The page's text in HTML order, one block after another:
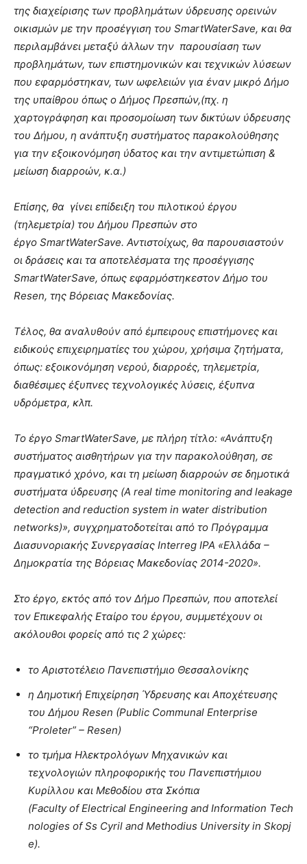
της διαχείρισης των προβλημάτων ύδρευσης ορεινών
οικισμών με την προσέγγιση του SmartWaterSave, και θα
περιλαμβάνει μεταξύ άλλων την παρουσίαση των
προβλημάτων, των επιστημονικών και τεχνικών λύσεων
που εφαρμόστηκαν, των ωφελειών για έναν μικρό Δήμο
της υπαίθρου όπως ο Δήμος Πρεσπών,(πχ. η
χαρτογράφηση και προσομοίωση των δικτύων ύδρευσης
του Δήμου, η ανάπτυξη συστήματος παρακολούθησης
για την εξοικονόμηση ύδατος και την αντιμετώπιση &
μείωση διαρροών, κ.α.)
Επίσης, θα γίνει επίδειξη του πιλοτικού έργου
(τηλεμετρία) του Δήμου Πρεσπών στο
έργο SmartWaterSave. Αντιστοίχως, θα παρουσιαστούν
οι δράσεις και τα αποτελέσματα της προσέγγισης
SmartWaterSave, όπως εφαρμόστηκεστον Δήμο του
Resen, της Βόρειας Μακεδονίας.
Τέλος, θα αναλυθούν από έμπειρους επιστήμονες και
ειδικούς επιχειρηματίες του χώρου, χρήσιμα ζητήματα,
όπως: εξοικονόμηση νερού, διαρροές, τηλεμετρία,
διαθέσιμες έξυπνες τεχνολογικές λύσεις, έξυπνα
υδρόμετρα, κλπ.
Το έργο SmartWaterSave, με πλήρη τίτλο: «Ανάπτυξη
συστήματος αισθητήρων για την παρακολούθηση, σε
πραγματικό χρόνο, και τη μείωση διαρροών σε δημοτικά
συστήματα ύδρευσης (A real time monitoring and leakage
detection and reduction system in water distribution
networks)», συγχρηματοδοτείται από το Πρόγραμμα
Διασυνοριακής Συνεργασίας Interreg IPA «Ελλάδα –
Δημοκρατία της Βόρειας Μακεδονίας 2014-2020».
Στο έργο, εκτός από τον Δήμο Πρεσπών, που αποτελεί
τον Επικεφαλής Εταίρο του έργου, συμμετέχουν οι
ακόλουθοι φορείς από τις 2 χώρες:
το Αριστοτέλειο Πανεπιστήμιο Θεσσαλονίκης
η Δημοτική Επιχείρηση Ύδρευσης και Αποχέτευσης
του Δήμου Resen (Public Communal Enterprise
“Proleter” – Resen)
το τμήμα Ηλεκτρολόγων Μηχανικών και
τεχνολογιών πληροφορικής του Πανεπιστήμιου
Κυρίλλου και Μεθοδίου στα Σκόπια
(Faculty of Electrical Engineering and Information Tech
nologies of Ss Cyril and Methodius University in Skopj
e).